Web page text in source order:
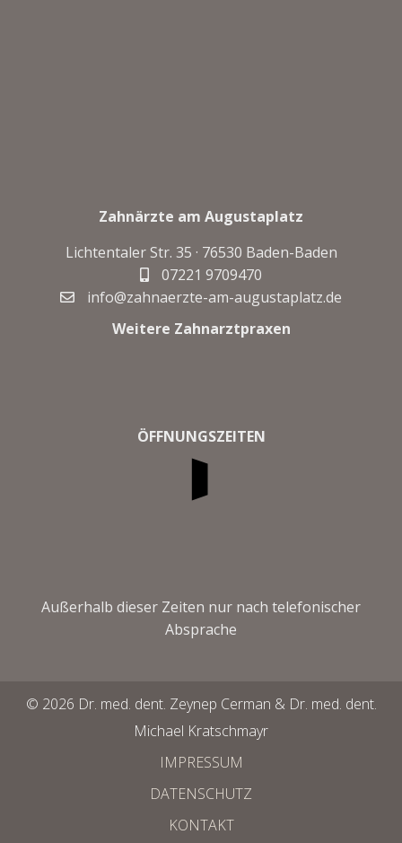
Zahnärzte am Augustaplatz
Lichtentaler Str. 35 · 76530 Baden-Baden
07221 9709470
info@zahnaerzte-am-augustaplatz.de
Weitere Zahnarztpraxen
ÖFFNUNGSZEITEN
Außerhalb dieser Zeiten nur nach telefonischer
Absprache
© 2026 Dr. med. dent. Zeynep Cerman & Dr. med. dent.
Michael Kratschmayr
IMPRESSUM
DATENSCHUTZ
KONTAKT